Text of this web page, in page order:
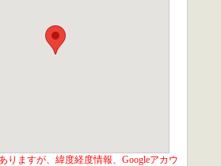
りますが、緯度経度情報、Googleアカウ